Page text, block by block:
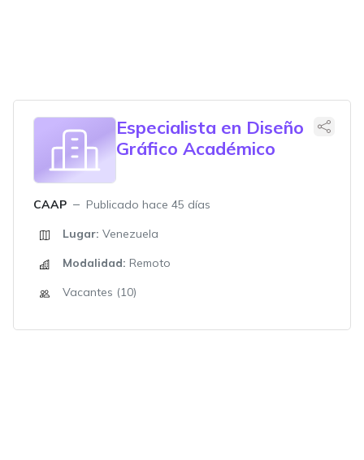
Especialista en Diseño
Gráfico Académico
CAAP
Publicado hace 45 días
Lugar: Venezuela
Modalidad: Remoto
Vacantes (10)